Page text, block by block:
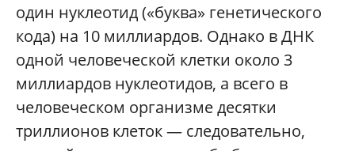
один нуклеотид («буква» генетического
кода) на 10 миллиардов. Однако в ДНК
одной человеческой клетки около 3
миллиардов нуклеотидов, а всего в
человеческом организме десятки
триллионов клеток — следовательно,